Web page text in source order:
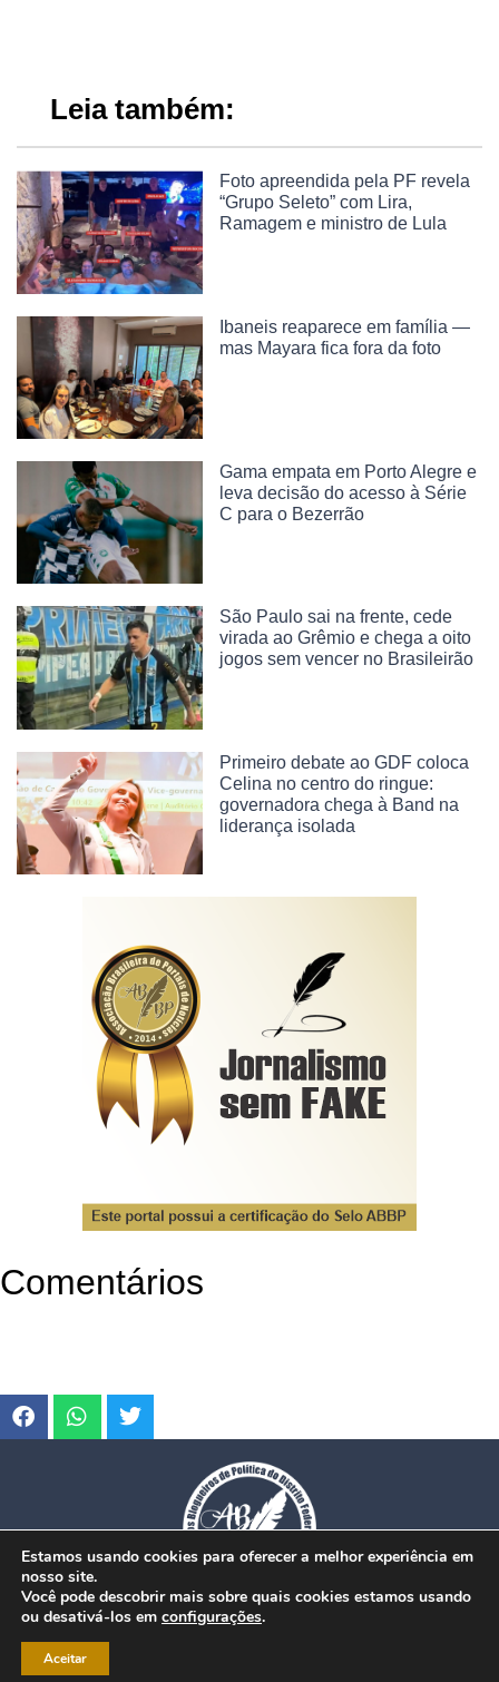
Leia também:
Foto apreendida pela PF revela
“Grupo Seleto” com Lira,
Ramagem e ministro de Lula
Ibaneis reaparece em família —
mas Mayara fica fora da foto
Gama empata em Porto Alegre e
leva decisão do acesso à Série
C para o Bezerrão
São Paulo sai na frente, cede
virada ao Grêmio e chega a oito
jogos sem vencer no Brasileirão
Primeiro debate ao GDF coloca
Celina no centro do ringue:
governadora chega à Band na
liderança isolada
Comentários
© Copyright 2026. www.dfmobilidade.com.br - Todos os direitos reservados.
Estamos usando cookies para oferecer a melhor experiência em
nosso site.
Você pode descobrir mais sobre quais cookies estamos usando
ou desativá-los em configurações.
Aceitar